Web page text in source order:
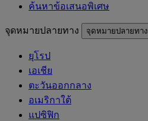
ค้นหาข้อเสนอพิเศษ
จุดหมายปลายทาง จุดหมายปลายทาง
ยุโรป
เอเชีย
ตะวันออกกลาง
อเมริกาใต้
แปซิฟิก